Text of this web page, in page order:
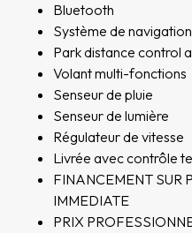
Bluetooth
Système de navigation
Park distance control
Volant multi-fonctions
Senseur de pluie
Senseur de lumière
Régulateur de vitesse
Livrée avec contrôle
FINANCEMENT SUR
IMMEDIATE
PRIX